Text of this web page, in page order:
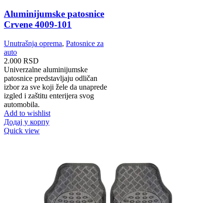
Aluminijumske patosnice
Crvene 4009-101
Unutrašnja oprema, Patosnice za
auto
2.000 RSD
Univerzalne aluminijumske
patosnice predstavljaju odličan
izbor za sve koji žele da unaprede
izgled i zaštitu enterijera svog
automobila.
Add to wishlist
Додај у корпу
Quick view